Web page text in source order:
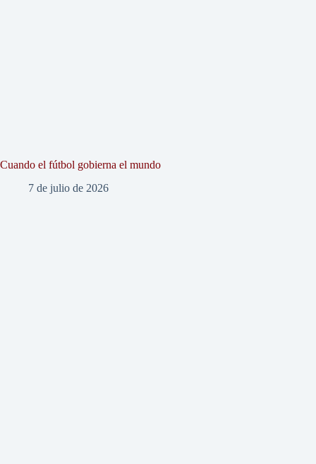
Cuando el fútbol gobierna el mundo
7 de julio de 2026